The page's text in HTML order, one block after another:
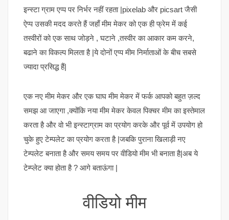
इन्स्टा ग्राम एप्प पर निर्भर नहीं रहता |pixelab और picsart जैसी
ऐप्प उसकी मदद करते हैं जहाँ मीम मेकर को एक ही फ्रेम में कई
तस्वीरों को एक साथ जोड़ने , घटाने ,तस्वीर का आकार कम करने,
बढाने का विकल्प मिलता है |ये दोनों एप्प मीम निर्माताओं के बीच सबसे
ज्यादा प्रसिद्ध हैं|
एक नए मीम मेकर और एक घाघ मीम मेकर में फर्क आपको बहुत ज़ल्द
समझ आ जाएगा ,क्योंकि नया मीम मेकर केवल पिक्चर मीम का इस्तेमाल
करता है और वो भी इन्स्टाग्राम का प्रयोग करके और पूर्व में उपयोग हो
चुके हुए टेम्पलेट का प्रयोग करता है |जबकि पुराना खिलाड़ी नए
टेम्पलेट बनाता है और समय समय पर वीडियो मीम भी बनाता है|अब ये
टेम्प्लेट क्या होता है ? आगे बताऊंगा |
वीडियो मीम